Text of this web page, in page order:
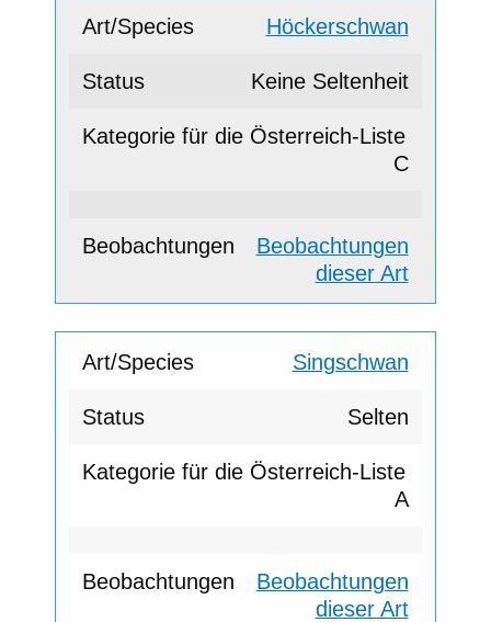
Höckerschwan
Keine Seltenheit
C
Beobachtungen
dieser Art
Singschwan
Selten
A
Beobachtungen
dieser Art